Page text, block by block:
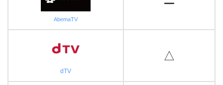
AbemaTV
ー
dTV
△